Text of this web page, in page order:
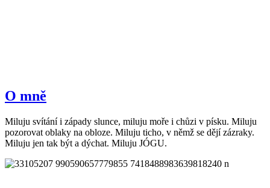
O mně
Miluju svítání i západy slunce, miluju moře i chůzi v písku. Miluju
pozorovat oblaky na obloze. Miluju ticho, v němž se dějí zázraky.
Miluju jen tak být a dýchat. Miluju JÓGU.